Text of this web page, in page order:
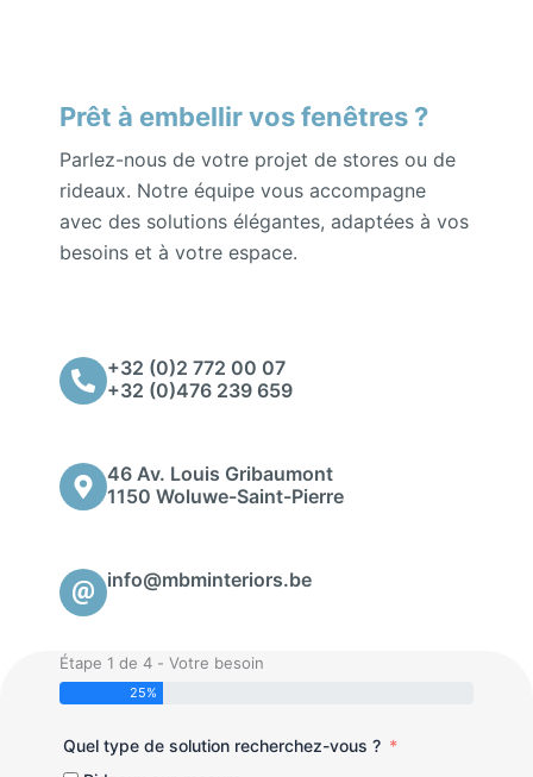
Prêt à embellir vos fenêtres ?
Parlez-nous de votre projet de stores ou de
rideaux. Notre équipe vous accompagne
avec des solutions élégantes, adaptées à vos
besoins et à votre espace.
+32 (0)2 772 00 07
+32 (0)476 239 659
46 Av. Louis Gribaumont
1150 Woluwe-Saint-Pierre
info@mbminteriors.be
Étape 1 de 4 - Votre besoin
25%
Quel type de solution recherchez-vous ?